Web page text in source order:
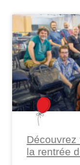
la rentrée